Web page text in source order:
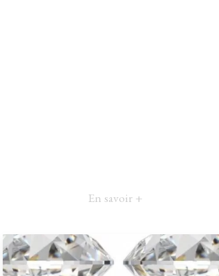
En savoir +